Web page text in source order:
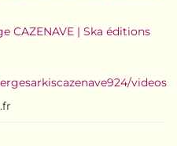
CAZENAVE | Ska éditions
videos